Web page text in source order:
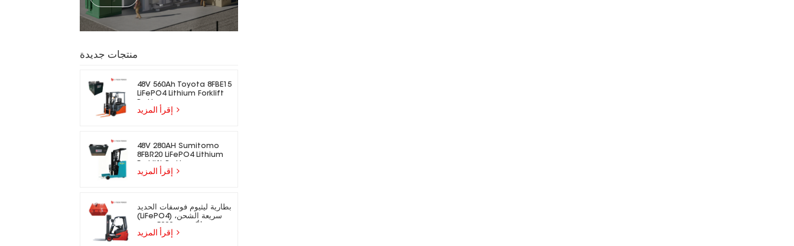
منتجات جديدة
48V 560Ah Toyota 8FBE15
LiFePO4 Lithium Forklift
48V 280AH Sumitomo
8FBR20 LiFePO4 Lithium
بطارية ليثيوم فوسفات الحديد
(LiFePO4) سريعة الشحن،
مناسبة للرافعات الشوكية